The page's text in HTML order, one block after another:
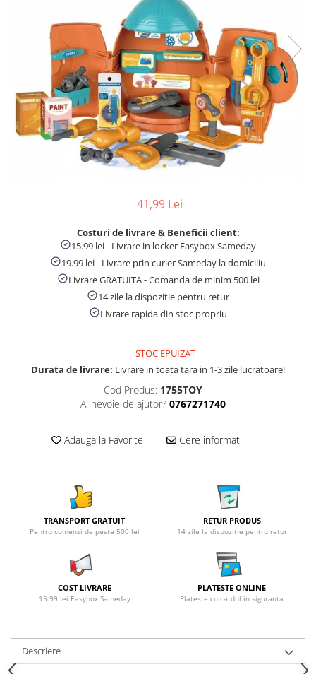
Tablite educative
41,99 Lei
Costuri de livrare & Beneficii client:
15.99 lei - Livrare in locker Easybox Sameday
19.99 lei - Livrare prin curier Sameday la domiciliu
Livrare GRATUITA - Comanda de minim 500 lei
14 zile la dispozitie pentru retur
Livrare rapida din stoc propriu
STOC EPUIZAT
Durata de livrare: Livrare in toata tara in 1-3 zile lucratoare!
Cod Produs: 1755TOY
Ai nevoie de ajutor? 0767271740
Adauga la Favorite Cere informatii
TRANSPORT GRATUIT
Pentru comenzi de peste 500 lei
RETUR PRODUS
14 zile la dispozitie pentru retur
COST LIVRARE
15.99 lei Easybox Sameday
PLATESTE ONLINE
Plateste cu cardul in siguranta
Descriere